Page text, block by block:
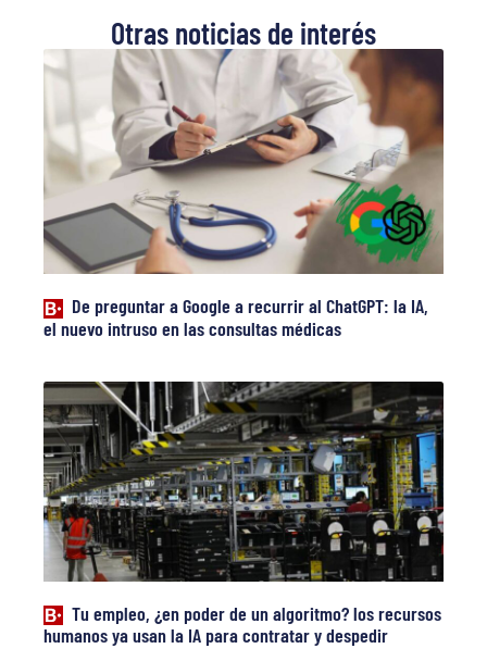
Otras noticias de interés
De preguntar a Google a recurrir al ChatGPT: la IA,
el nuevo intruso en las consultas médicas
Tu empleo, ¿en poder de un algoritmo? los recursos
humanos ya usan la IA para contratar y despedir